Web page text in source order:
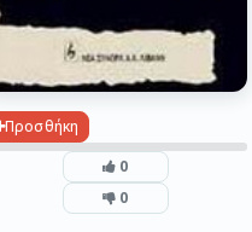
Προσθήκη
0
0